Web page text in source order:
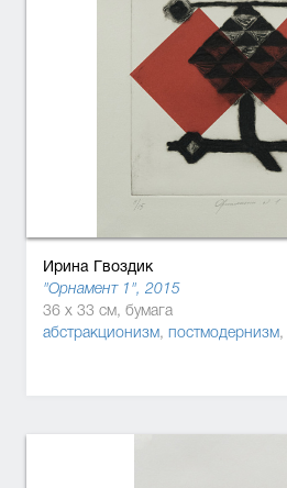
Ирина Гвоздик
"Орнамент 1", 2015
36 x 33 см, бумага
абстракционизм, постмодернизм,